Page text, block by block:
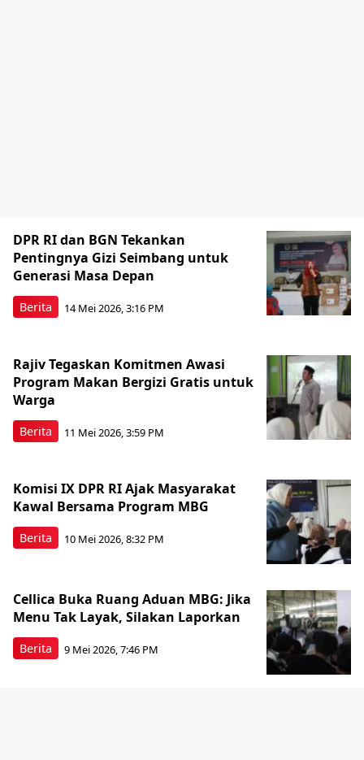
Berita
DPR RI dan BGN Tekankan
Pentingnya Gizi Seimbang untuk
Generasi Masa Depan
14 Mei 2026, 3:16 PM
Berita
Rajiv Tegaskan Komitmen Awasi
Program Makan Bergizi Gratis untuk
Warga
11 Mei 2026, 3:59 PM
Berita
Komisi IX DPR RI Ajak Masyarakat
Kawal Bersama Program MBG
10 Mei 2026, 8:32 PM
Berita
Cellica Buka Ruang Aduan MBG: Jika
Menu Tak Layak, Silakan Laporkan
9 Mei 2026, 7:46 PM